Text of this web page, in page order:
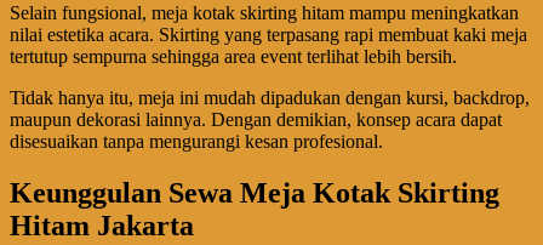
Selain fungsional, meja kotak skirting hitam mampu meningkatkan
nilai estetika acara. Skirting yang terpasang rapi membuat kaki meja
tertutup sempurna sehingga area event terlihat lebih bersih.
Tidak hanya itu, meja ini mudah dipadukan dengan kursi, backdrop,
maupun dekorasi lainnya. Dengan demikian, konsep acara dapat
disesuaikan tanpa mengurangi kesan profesional.
Keunggulan Sewa Meja Kotak Skirting
Hitam Jakarta